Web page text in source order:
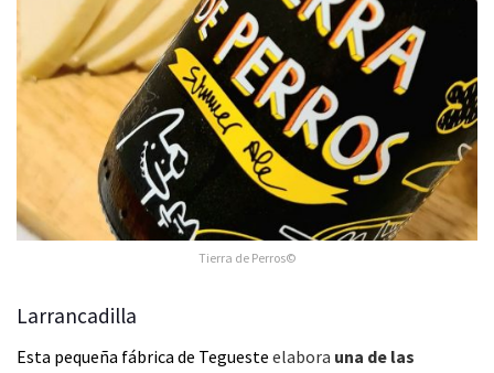
Tierra de Perros©
Larrancadilla
Esta pequeña fábrica de Tegueste elabora una de las